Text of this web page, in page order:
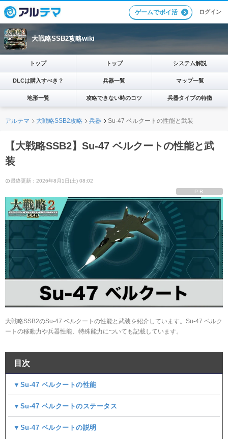
ゲームでポイ活 ログイン
大戦略SSB2攻略wiki
トップ トップ システム解説
DLCは購入すべき？ 兵器一覧 マップ一覧
地形一覧 攻略できない時のコツ 兵器タイプの特徴
アルテマ 大戦略SSB2攻略 兵器 Su-47 ベルクートの性能と武装
【大戦略SSB2】Su-47 ベルクートの性能と武
装
最終更新：2026年8月1日(土) 08:02
PR
大戦略SSB2のSu-47 ベルクートの性能と武装を紹介しています。Su-47 ベルク
ートの移動力や兵器性能、特殊能力についても記載しています。
目次
▼Su-47 ベルクートの性能
▼Su-47 ベルクートのステータス
▼Su-47 ベルクートの説明